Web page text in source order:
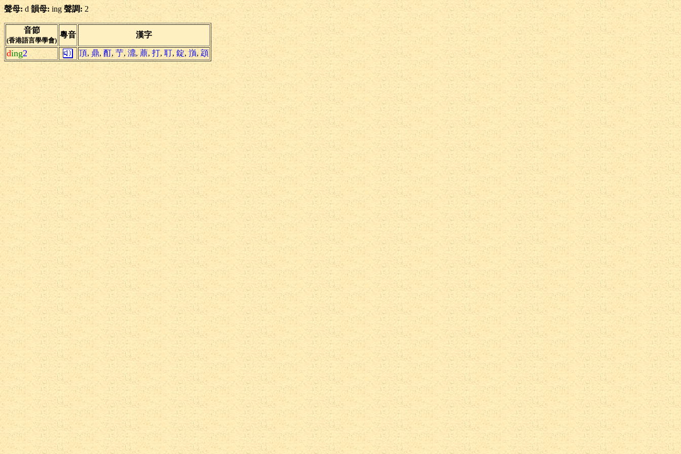
聲母: d 韻母: ing聲調:2
音節
(香港語言學學會)
粵音 漢字
ding2 頂, 鼎, 酊,艼,濎,薡,打, 耵, 錠, 嵿, 顁